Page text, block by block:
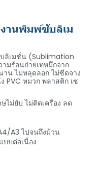
านพิมพ์ซับลิเม
เมชั่น (Sublimation
มร้อนถ่ายเทหมึกจาก
น ไม่หลุดลอก ไม่ซีดจาง
PVC หมวก พลาสติก เซ
ไม่ยับ ไม่ติดเครื่อง ลด
A3 ไปจนถึงม้วน
บต่อเนื่อง